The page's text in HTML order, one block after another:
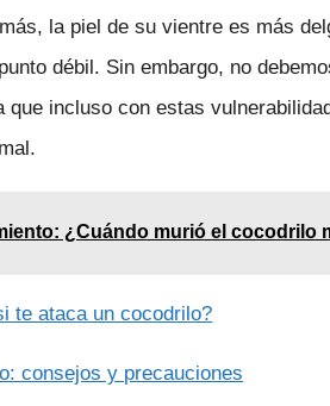
la piel de su vientre es más
débil. Sin embargo, no
incluso con estas
¿Cuándo murió el cocodrilo
te ataca un cocodrilo?
consejos y precauciones